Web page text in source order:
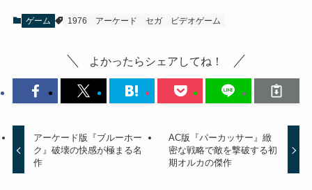
ゲーム 1976 アーケード セガ ビデオゲーム
よかったらシェアしてね！
アーケード版『ブルーホー
ク』破壊の快感が極まる名
作
AC版『パーカッサー』緻
密な戦略で敵を撃破する初
期オルカの傑作